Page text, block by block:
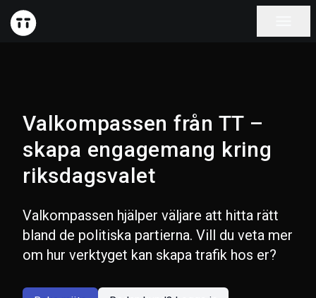
Valkompassen från TT –
skapa engagemang kring
riksdagsvalet
Valkompassen hjälper väljare att hitta rätt
bland de politiska partierna. Vill du veta mer
om hur verktyget kan skapa trafik hos er?